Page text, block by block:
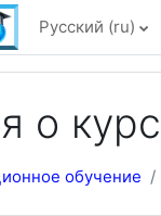
Русский ‎(ru)‎
о
обучение